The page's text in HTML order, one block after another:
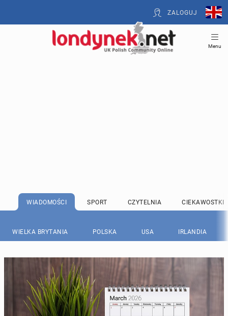
ZALOGUJ
Menu
WIADOMOŚCI SPORT CZYTELNIA CIEKAWOSTKI
WIELKA BRYTANIA POLSKA USA IRLANDIA